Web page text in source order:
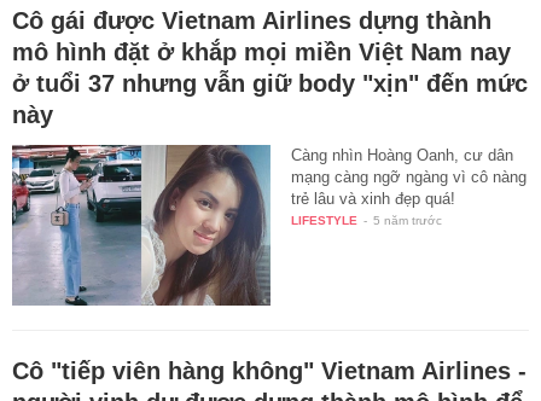
Cô gái được Vietnam Airlines dựng thành
mô hình đặt ở khắp mọi miền Việt Nam nay
ở tuổi 37 nhưng vẫn giữ body "xịn" đến mức
này
Càng nhìn Hoàng Oanh, cư dân
mạng càng ngỡ ngàng vì cô nàng
trẻ lâu và xinh đẹp quá!
LIFESTYLE - 5 năm trước
Cô "tiếp viên hàng không" Vietnam Airlines -